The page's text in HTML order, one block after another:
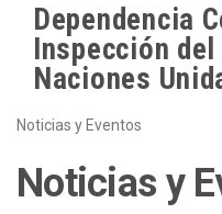
Dependencia
Inspección
Naciones
Noticias y Eventos
Noticias y